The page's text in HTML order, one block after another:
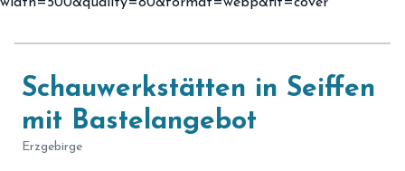
Schauwerkstätten in Seiffen
mit Bastelangebot
Erzgebirge